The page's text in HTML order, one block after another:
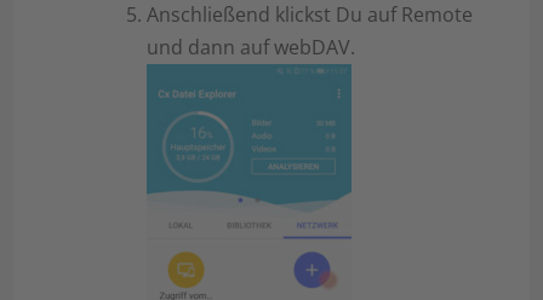
Anschließend klickst Du auf Remote
und dann auf webDAV.